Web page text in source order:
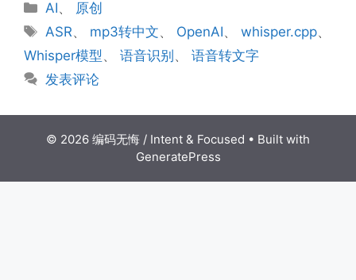
分
类
AI、 原创
标
签
ASR、 mp3转中文、 OpenAI、whisper.cpp、
Whisper模型、 语音识别 、 语音转文字
发表评论
© 2026 编码无悔 / Intent & Focused • Built with
GeneratePress